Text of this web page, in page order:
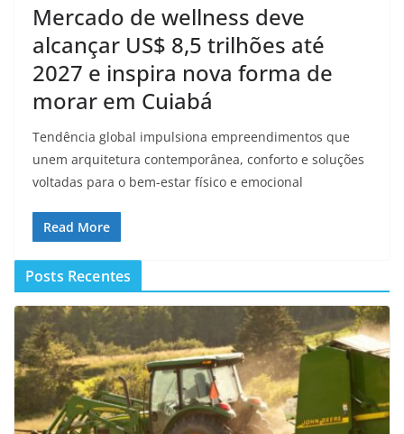
Mercado de wellness deve
alcançar US$ 8,5 trilhões até
2027 e inspira nova forma de
morar em Cuiabá
Tendência global impulsiona empreendimentos que
unem arquitetura contemporânea, conforto e soluções
voltadas para o bem-estar físico e emocional
Read More
Posts Recentes